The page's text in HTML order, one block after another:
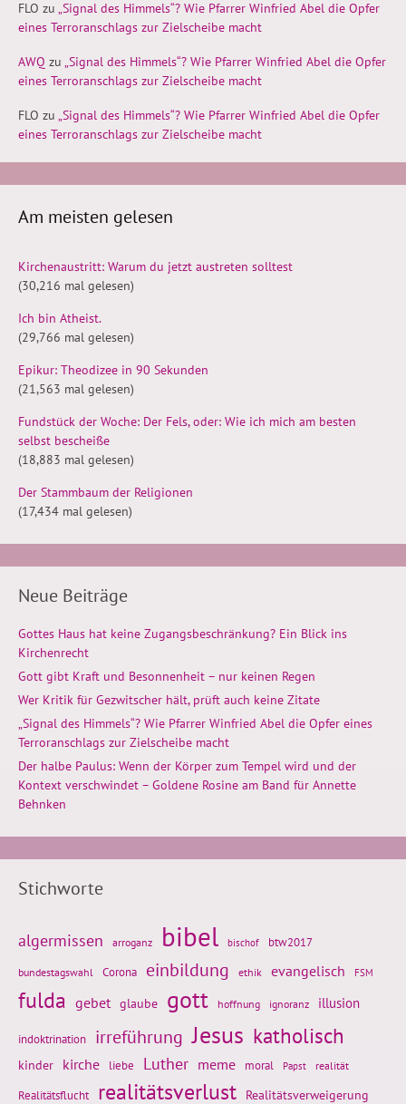
FLO zu „Signal des Himmels“? Wie Pfarrer Winfried Abel die Opfer
eines Terroranschlags zur Zielscheibe macht
AWQ zu „Signal des Himmels“? Wie Pfarrer Winfried Abel die Opfer
eines Terroranschlags zur Zielscheibe macht
FLO zu „Signal des Himmels“? Wie Pfarrer Winfried Abel die Opfer
eines Terroranschlags zur Zielscheibe macht
Am meisten gelesen
Kirchenaustritt: Warum du jetzt austreten solltest
(30,216 mal gelesen)
Ich bin Atheist.
(29,766 mal gelesen)
Epikur: Theodizee in 90 Sekunden
(21,563 mal gelesen)
Fundstück der Woche: Der Fels, oder: Wie ich mich am besten
selbst bescheiße
(18,883 mal gelesen)
Der Stammbaum der Religionen
(17,434 mal gelesen)
Neue Beiträge
Gottes Haus hat keine Zugangsbeschränkung? Ein Blick ins
Kirchenrecht
Gott gibt Kraft und Besonnenheit – nur keinen Regen
Wer Kritik für Gezwitscher hält, prüft auch keine Zitate
„Signal des Himmels“? Wie Pfarrer Winfried Abel die Opfer eines
Terroranschlags zur Zielscheibe macht
Der halbe Paulus: Wenn der Körper zum Tempel wird und der
Kontext verschwindet – Goldene Rosine am Band für Annette
Behnken
Stichworte
algermissen arroganz bibel bischof btw2017
bundestagswahl Corona einbildung ethik evangelisch FSM
fulda gebet glaube gott hoffnung ignoranz illusion
indoktrination irreführung Jesus katholisch
kinder kirche liebe Luther meme moral Papst realität
Realitätsflucht realitätsverlust Realitätsverweigerung